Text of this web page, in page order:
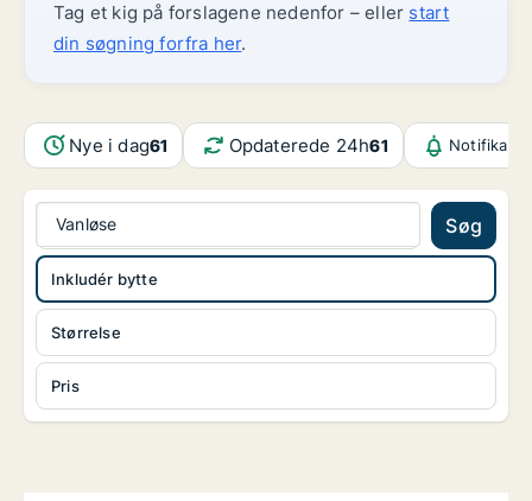
Tag et kig på forslagene nedenfor – eller start
din søgning forfra her.
Nye i dag61 Opdaterede 24h61
Vanløse Søg
Størrelse
Pris
Inkludér bytte